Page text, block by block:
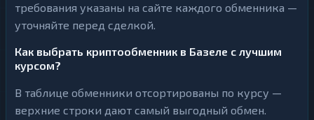
требования указаны на сайте каждого обменника —
уточняйте перед сделкой.
Как выбрать криптообменник в Базеле с лучшим
курсом?
В таблице обменники отсортированы по курсу —
верхние строки дают самый выгодный обмен.